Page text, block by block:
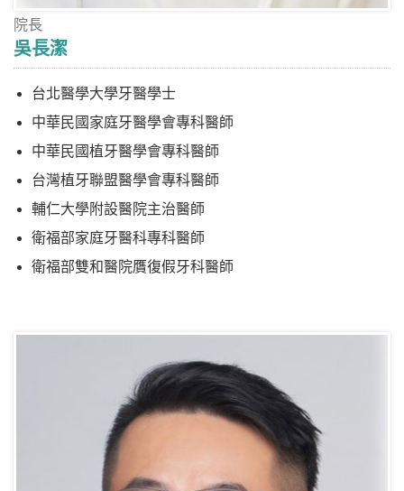
院長
吳長潔
台北醫學大學牙醫學士
中華民國家庭牙醫學會專科醫師
中華民國植牙醫學會專科醫師
台灣植牙聯盟醫學會專科醫師
輔仁大學附設醫院主治醫師
衛福部家庭牙醫科專科醫師
衛福部雙和醫院贋復假牙科醫師